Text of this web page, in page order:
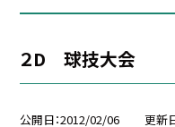
２D 球技大会
公開日 2012/02/06 更新